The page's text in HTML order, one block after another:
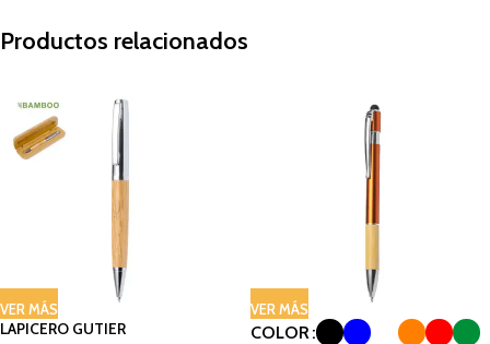
Productos relacionados
VER MÁS
LAPICERO GUTIER
VER MÁS
COLOR